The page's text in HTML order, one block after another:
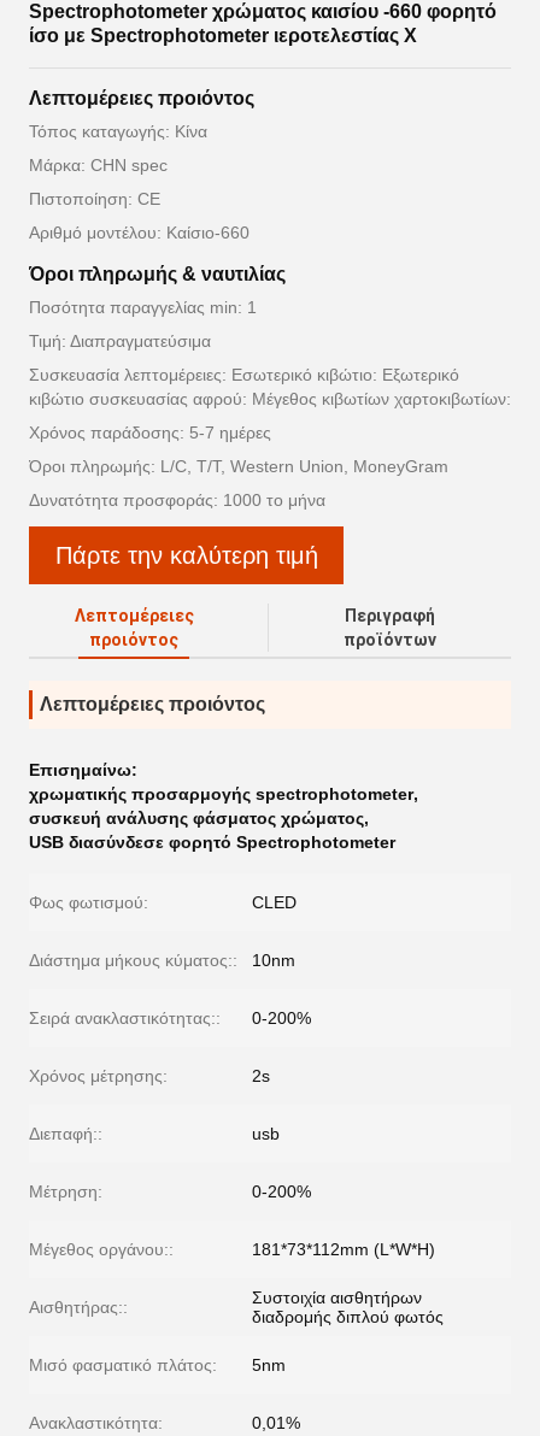
Spectrophotometer χρώματος καισίου -660 φορητό
ίσο με Spectrophotometer ιεροτελεστίας Χ
Λεπτομέρειες προιόντος
Τόπος καταγωγής: Κίνα
Μάρκα: CHN spec
Πιστοποίηση: CE
Αριθμό μοντέλου: Καίσιο-660
Όροι πληρωμής & ναυτιλίας
Ποσότητα παραγγελίας min: 1
Τιμή: Διαπραγματεύσιμα
Συσκευασία λεπτομέρειες: Εσωτερικό κιβώτιο: Εξωτερικό
κιβώτιο συσκευασίας αφρού: Μέγεθος κιβωτίων χαρτοκιβωτίων:
Χρόνος παράδοσης: 5-7 ημέρες
Όροι πληρωμής: L/C, T/T, Western Union, MoneyGram
Δυνατότητα προσφοράς: 1000 το μήνα
Πάρτε την καλύτερη τιμή
Λεπτομέρειες
προιόντος
Περιγραφή
προϊόντων
Λεπτομέρειες προιόντος
Επισημαίνω:
χρωματικής προσαρμογής spectrophotometer,
συσκευή ανάλυσης φάσματος χρώματος,
USB διασύνδεσε φορητό Spectrophotometer
Φως φωτισμού: CLED
Διάστημα μήκους κύματος:: 10nm
Σειρά ανακλαστικότητας:: 0-200%
Χρόνος μέτρησης: 2s
Διεπαφή:: usb
Μέτρηση: 0-200%
Μέγεθος οργάνου:: 181*73*112mm (L*W*H)
Αισθητήρας::
Συστοιχία αισθητήρων
διαδρομής διπλού φωτός
Μισό φασματικό πλάτος: 5nm
Ανακλαστικότητα: 0,01%